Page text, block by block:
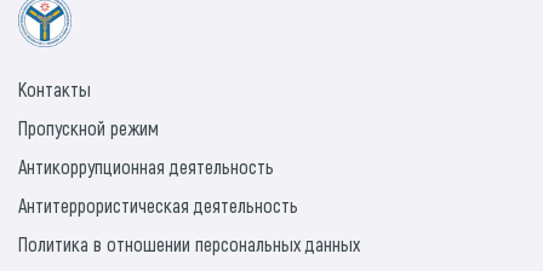
Контакты
Пропускной режим
Антикоррупционная деятельность
Антитеррористическая деятельность
Политика в отношении персональных данных